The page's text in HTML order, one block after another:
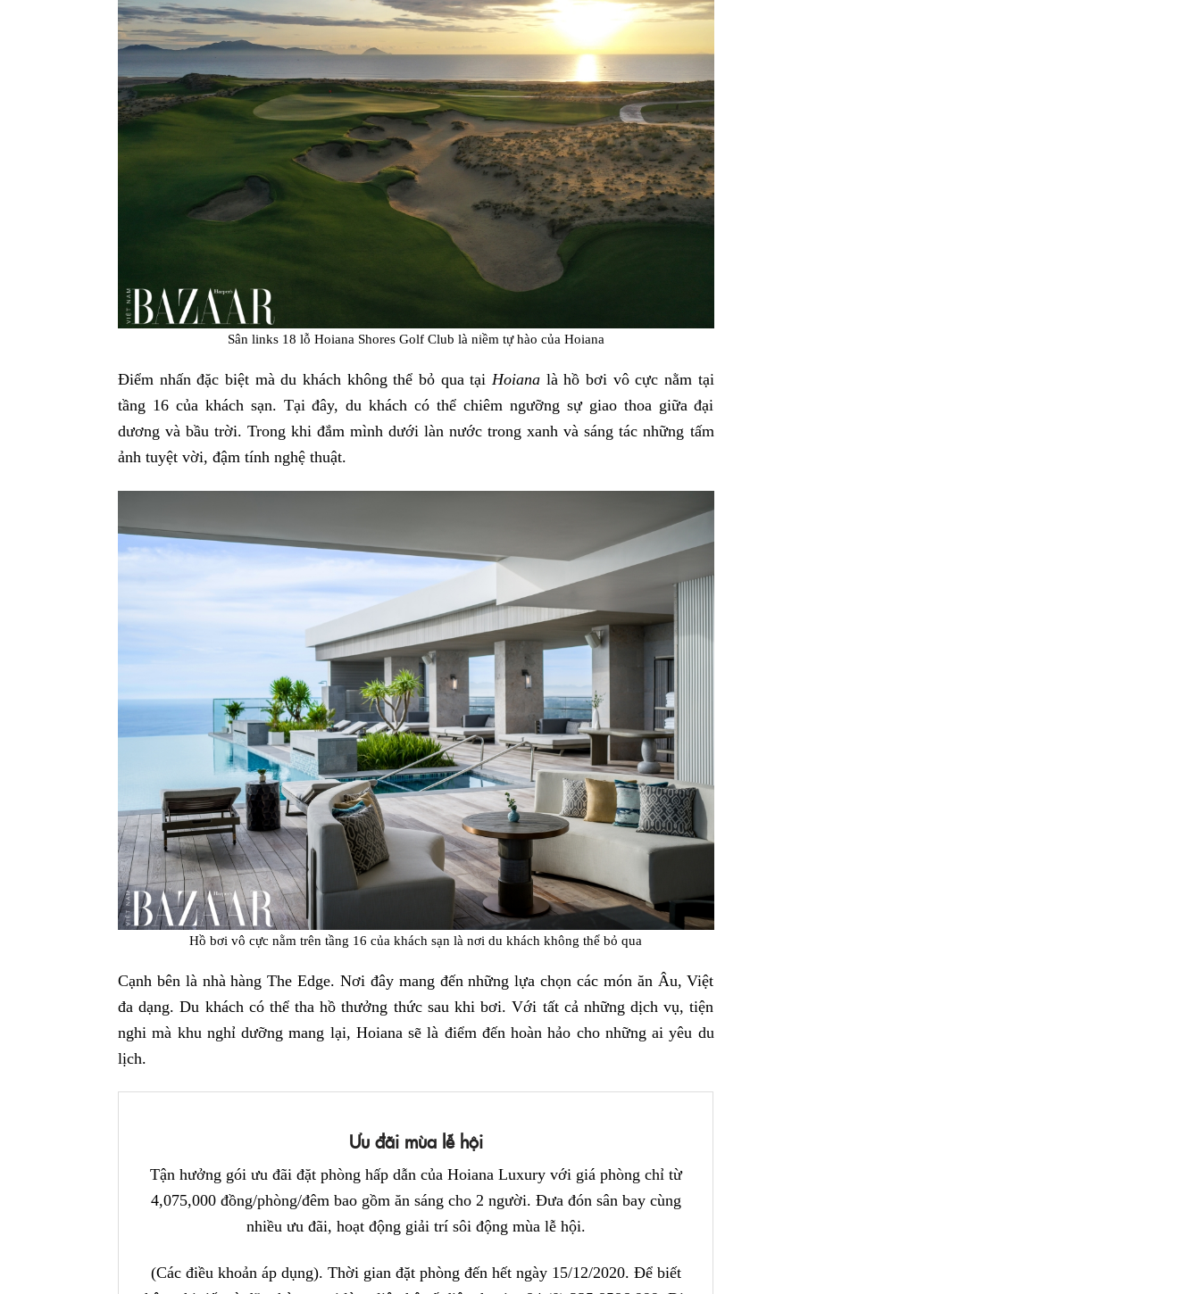
Sân links 18 lỗ Hoiana Shores Golf Club là niềm tự hào của Hoiana
Điểm nhấn đặc biệt mà du khách không thể bỏ qua tại Hoianalà hồ bơi vô cực nằm tại
tầng 16 của khách sạn. Tại đây, du khách có thể chiêm ngưỡng sự giao thoa giữa đại
dương và bầu trời. Trong khi đắm mình dưới làn nước trong xanh và sáng tác những tấm
ảnh tuyệt vời, đậm tính nghệ thuật.
Hồ bơi vô cực nằm trên tầng 16 của khách sạn là nơi du khách không thể bỏ qua
Cạnh bên là nhà hàng The Edge. Nơi đây mang đến những lựa chọn các món ăn Âu, Việt
đa dạng. Du khách có thể tha hồ thưởng thức sau khi bơi. Với tất cả những dịch vụ, tiện
nghi mà khu nghỉ dưỡng mang lại, Hoiana sẽ là điểm đến hoàn hảo cho những ai yêu du
lịch.
Ưu đãi mùa lễ hội
Tận hưởng gói ưu đãi đặt phòng hấp dẫn của Hoiana Luxury với giá phòng chỉ từ
4,075,000 đồng/phòng/đêm bao gồm ăn sáng cho 2 người. Đưa đón sân bay cùng
nhiều ưu đãi, hoạt động giải trí sôi động mùa lễ hội.
(Các điều khoản áp dụng). Thời gian đặt phòng đến hết ngày 15/12/2020. Để biết